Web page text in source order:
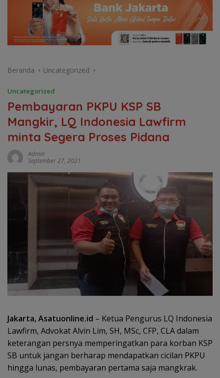
Beranda Uncategorized
Uncategorized
Pembayaran PKPU KSP SB
Mangkir, LQ Indonesia Lawfirm
minta Segera Proses Pidana
Admin
September 27, 2021
Jakarta, Asatuonline.id – Ketua Pengurus LQ Indonesia
Lawfirm, Advokat Alvin Lim, SH, MSc, CFP, CLA dalam
keterangan persnya memperingatkan para korban KSP
SB untuk jangan berharap mendapatkan cicilan PKPU
hingga lunas, pembayaran pertama saja mangkrak.